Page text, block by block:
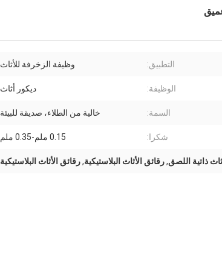
التطبيق: وظيفة الزخرفة للأثاث
الوظيفة: ديكور أثاث
السمة: خالية من الطلاء، صديقة للبيئة
شكرا: 0.15 ملم-0.35 ملم
ذاتية اللصق,رقائق الأثاث البلاستيكية,رقائق الأثاث البلاستيكية